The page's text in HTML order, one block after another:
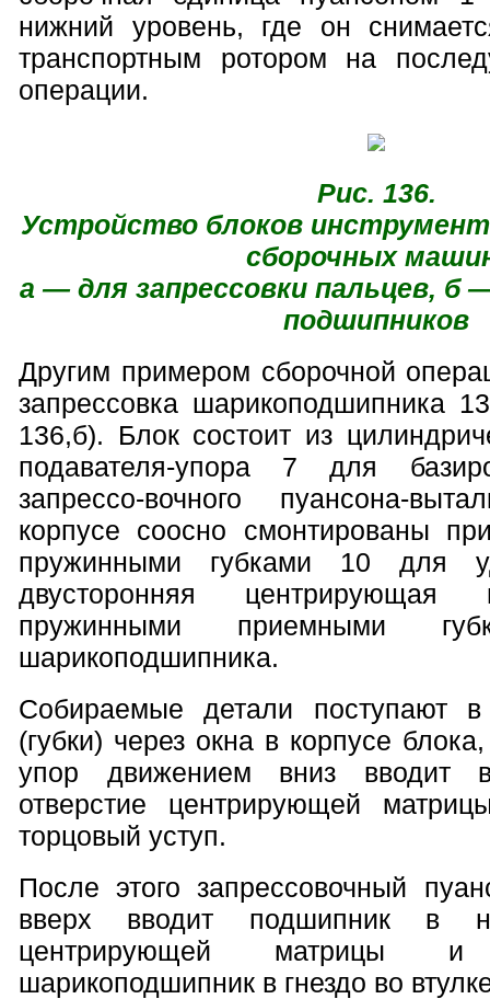
нижний уровень, где он
транспортным ротором на
операции.
Рис. 136.
Устройство блоков
сборочных
а — для запрессовки пальцев, б
подшипников
Другим примером сборочной
запрессовка шарикоподшипника
136,б). Блок состоит из
подавателя-упора 7 для
запрессо-вочного пуансона-
корпусе соосно смонтированы
пружинными губками 10 для
двусторонняя
пружинными приемными
шарикоподшипника.
Собираемые детали поступают
(губки) через окна в корпусе
упор движением вниз вводит
отверстие центрирующей
торцовый уступ.
После этого запрессовочный
вверх вводит подшипник в
центрирующей матрицы и
шарикоподшипник в гнездо во